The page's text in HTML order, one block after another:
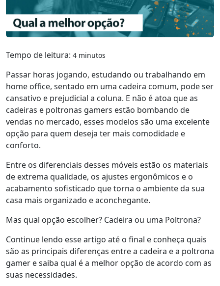
Tempo de leitura: 4 minutos
Passar horas jogando, estudando ou trabalhando em
home office, sentado em uma cadeira comum, pode ser
cansativo e prejudicial a coluna. E não é atoa que as
cadeiras e poltronas gamers estão bombando de
vendas no mercado, esses modelos são uma excelente
opção para quem deseja ter mais comodidade e
conforto.
Entre os diferenciais desses móveis estão os materiais
de extrema qualidade, os ajustes ergonômicos e o
acabamento sofisticado que torna o ambiente da sua
casa mais organizado e aconchegante.
Mas qual opção escolher? Cadeira ou uma Poltrona?
Continue lendo esse artigo até o final e conheça quais
são as principais diferenças entre a cadeira e a poltrona
gamer e saiba qual é a melhor opção de acordo com as
suas necessidades.